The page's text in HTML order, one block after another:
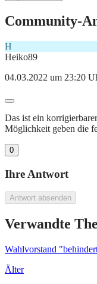
Community-
H
Heiko89
04.03.2022 um 23:20
Das ist ein
Möglichkeit geben die
0
Ihre Antwort
Antwort absenden
Verwandte
Wahlvorstand
Älter